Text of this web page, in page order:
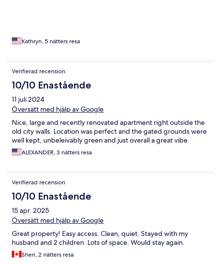
Kathryn, 5 nätters resa
Verifierad recension
10/10 Enastående
11 juli 2024
Översätt med hjälp av Google
Nice, large and recently renovated apartment right outside the
old city walls. Location was perfect and the gated grounds were
well kept, unbeleivably green and just overall a great vibe.
ALEXANDER, 3 nätters resa
Verifierad recension
10/10 Enastående
15 apr. 2025
Översätt med hjälp av Google
Great property! Easy access. Clean, quiet. Stayed with my
husband and 2 children. Lots of space. Would stay again.
Sheri, 2 nätters resa